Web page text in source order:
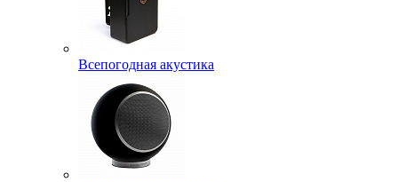
Всепогодная акустика